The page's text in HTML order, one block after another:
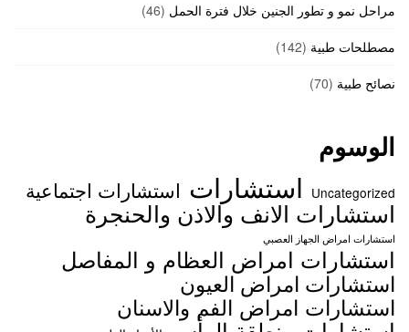
مراحل نمو و تطور الجنين خلال فترة الحمل (46)
مصطلحات طبية (142)
نصائح طبية (70)
الوسوم
Uncategorized استشارات استشارات اجتماعية
استشارات الانف والاذن والحنجرة
استشارات امراض الجهاز العصبي
استشارات امراض العظام و المفاصل
استشارات امراض العيون
استشارات امراض الفم والاسنان